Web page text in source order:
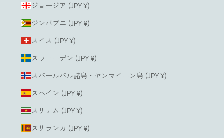
ジョージア (JPY ¥)
ジンバブエ (JPY ¥)
スイス (JPY ¥)
スウェーデン (JPY ¥)
スバールバル諸島・ヤンマイエン島 (JPY ¥)
スペイン (JPY ¥)
スリナム (JPY ¥)
スリランカ (JPY ¥)